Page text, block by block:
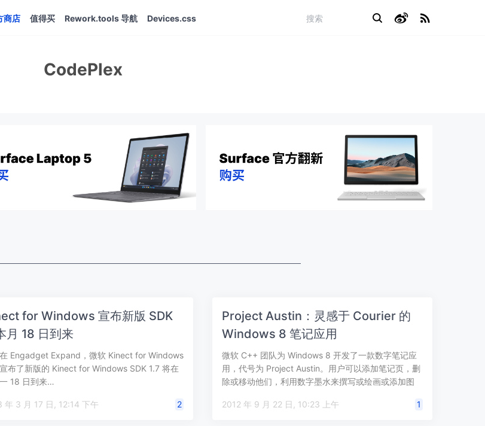
商店 值得买 Rework.tools 导航 Devices.css
CodePlex
for Windows 宣布新版 SDK
月 18 日到来
Engadget Expand，微软 Kinect for Windows
布了新版的 Kinect for Windows SDK 1.7 将在
18 日到来…
2013 年 3 月 17 日, 12:14 下午 2
Project Austin：灵感于 Courier 的
Windows 8 笔记应用
微软 C++ 团队为 Windows 8 开发了一款数字笔记应
用，代号为 Project Austin。用户可以添加笔记页，删
除或移动他们，利用数字墨水来撰写或绘画或添加图
2012 年 9 月 22 日, 10:23 上午
1